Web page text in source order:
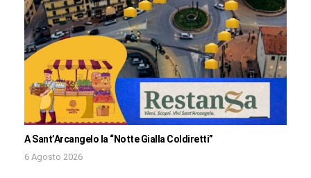
A Sant’Arcangelo la “Notte Gialla Coldiretti”
6 Agosto 2026